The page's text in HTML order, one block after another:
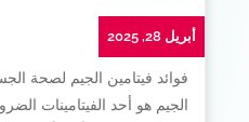
أبريل 28, 2025
فوائد فيتامين الجيم لصحة
الجيم هو أحد الفيتامينات